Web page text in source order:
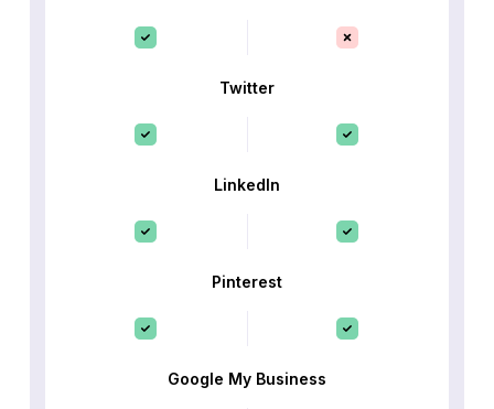
Twitter
LinkedIn
Pinterest
Google My Business